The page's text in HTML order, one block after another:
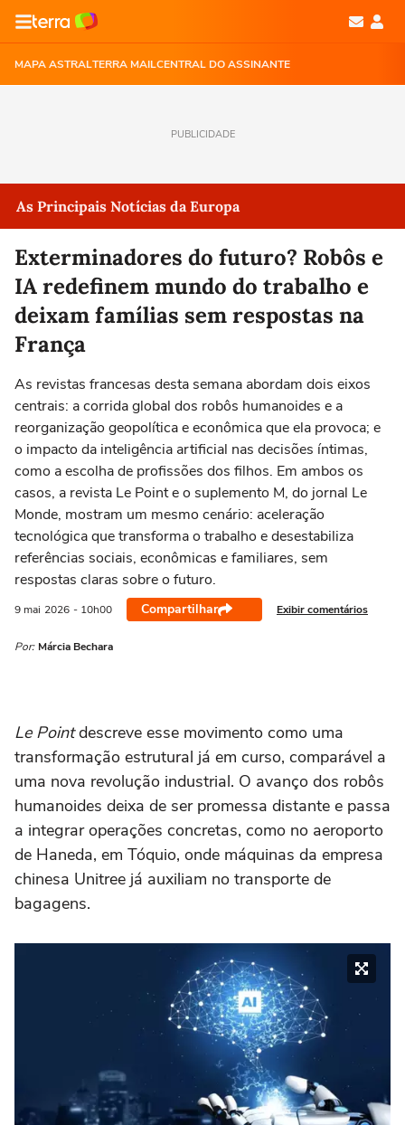
MAPA ASTRALTERRA MAILCENTRAL DO ASSINANTE
PUBLICIDADE
As Principais Notícias da Europa
Exterminadores do futuro? Robôs e
IA redefinem mundo do trabalho e
deixam famílias sem respostas na
França
As revistas francesas desta semana abordam dois eixos
centrais: a corrida global dos robôs humanoides e a
reorganização geopolítica e econômica que ela provoca; e
o impacto da inteligência artificial nas decisões íntimas,
como a escolha de profissões dos filhos. Em ambos os
casos, a revista Le Point e o suplemento M, do jornal Le
Monde, mostram um mesmo cenário: aceleração
tecnológica que transforma o trabalho e desestabiliza
referências sociais, econômicas e familiares, sem
respostas claras sobre o futuro.
9 mai 2026 - 10h00 Compartilhar Exibir comentários
Por: Márcia Bechara
Le Pointdescreve esse movimento como uma
transformação estrutural já em curso, comparável a
uma nova revolução industrial. O avanço dos robôs
humanoides deixa de ser promessa distante e passa
a integrar operações concretas, como no aeroporto
de Haneda, em Tóquio, onde máquinas da empresa
chinesa Unitree já auxiliam no transporte de
bagagens.